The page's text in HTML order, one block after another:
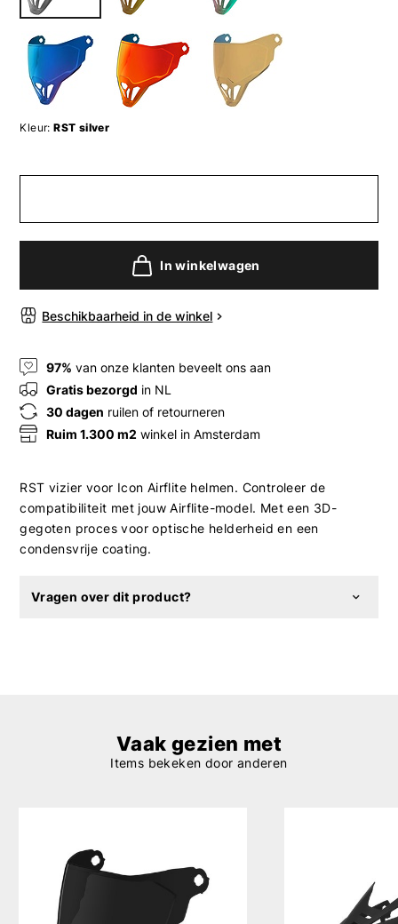
Kleur: RST silver
In winkelwagen
Beschikbaarheid in de winkel
97% van onze klanten beveelt ons aan
Gratis bezorgd in NL
30 dagen ruilen of retourneren
Ruim 1.300 m2 winkel in Amsterdam
RST vizier voor Icon Airflite helmen. Controleer de
compatibiliteit met jouw Airflite-model. Met een 3D-
gegoten proces voor optische helderheid en een
condensvrije coating.
Vragen over dit product?
Vaak gezien met
Items bekeken door anderen